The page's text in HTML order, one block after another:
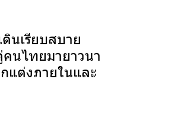
นเรียบสบาย
นไทยมายาวนา
ต่งภายในและ